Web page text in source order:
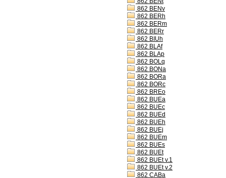
862 BENv
862 BERh
862 BERm
862 BERr
862 BIUh
862 BLAf
862 BLAp
862 BOLq
862 BONa
862 BORa
862 BORc
862 BREo
862 BUEa
862 BUEc
862 BUEd
862 BUEh
862 BUEj
862 BUEm
862 BUEs
862 BUEt
862 BUEt v.1
862 BUEt v.2
862 CABa